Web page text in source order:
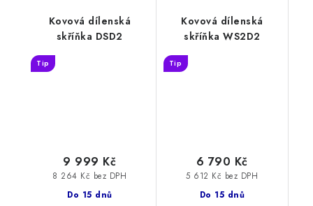
Kovová dílenská
skříňka DSD2
Tip
Do 15 dnů
8 264 Kč bez DPH
9 999 Kč
Kovová dílenská
skříňka WS2D2
Tip
Do 15 dnů
5 612 Kč bez DPH
6 790 Kč